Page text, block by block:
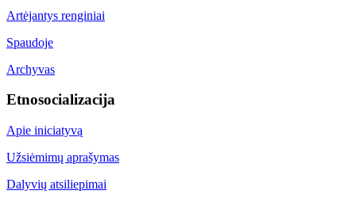
Artėjantys renginiai
Spaudoje
Archyvas
Etnosocializacija
Apie iniciatyvą
Užsiėmimų aprašymas
Dalyvių atsiliepimai